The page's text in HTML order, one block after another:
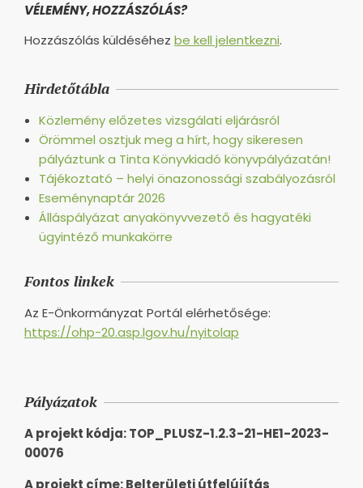
VÉLEMÉNY, HOZZÁSZÓLÁS?
Hozzászólás küldéséhez be kell jelentkezni.
Hirdetőtábla
Közlemény előzetes vizsgálati eljárásról
Örömmel osztjuk meg a hírt, hogy sikeresen
pályáztunk a Tinta Könyvkiadó könyvpályázatán!
Tájékoztató – helyi önazonossági szabályozásról
Eseménynaptár 2026
Álláspályázat anyakönyvvezető és hagyatéki
ügyintéző munkakörre
Fontos linkek
Az E-Önkormányzat Portál elérhetősége:
https://ohp-20.asp.lgov.hu/nyitolap
Pályázatok
A projekt kódja: TOP_PLUSZ-1.2.3-21-HE1-2023-
00076
A projekt címe: Belterületi útfelújítás